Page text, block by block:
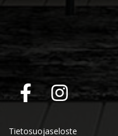
Tietosuojaseloste